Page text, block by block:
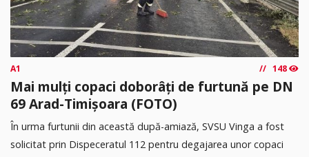
A1 148
Mai mulți copaci doborâți de furtună pe DN
69 Arad-Timișoara (FOTO)
În urma furtunii din această după-amiază, SVSU Vinga a fost
solicitat prin Dispeceratul 112 pentru degajarea unor copaci